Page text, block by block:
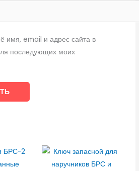
имя, email и адрес сайта в
последующих моих